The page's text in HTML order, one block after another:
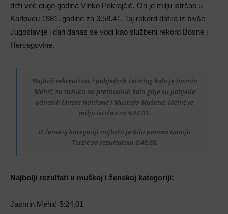
drži već dugo godina Vinko Pokrajčić. On je milju istrčao u
Karlovcu 1981. godine za 3:58.41. Taj rekord datira iz bivše
Jugoslavije i dan danas se vodi kao službeni rekord Bosne i
Hercegovine.
Najbrži rekreativac i pobjednik četvrtog kola je Jasmin
Mehić, za razliku od prethodnih kola gdje su pobjede
odnosili Mirzet Halilović i Mustafa Mašetić. Mehić je
milju istrčao za 5:24,01.
U ženskoj kategoriji najbrža je bila ponovo Hanifa
Terzić sa rezultatom 6:48,88.
Najbolji rezultati u muškoj i ženskoj kategoriji:
Jasmin Mehić 5:24,01